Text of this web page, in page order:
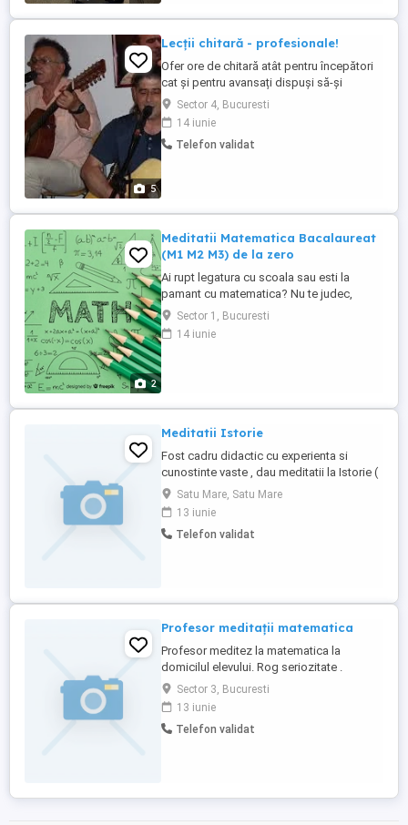
5
Lecții chitară - profesionale!
Ofer ore de chitară atât pentru începători
cat și pentru avansați dispuși să-și
îmbunătățească tehnica și cunoștințele
muzicale în general. Orele vin la pachet cu
informații privind tehnica utilizată pe
instrument, teorie muzicală de bază dar și
Sector 4, Bucuresti
14 iunie
Telefon validat
2
Meditatii Matematica Bacalaureat
(M1 M2 M3) de la zero
Ai rupt legatura cu scoala sau esti la
pamant cu matematica? Nu te judec,
scopul meu e sa te ridic si sa-ti ofer a
doua sansa. Am terminat profil de mate-
info, am dat BAC-ul la mate si fizica, iar in
Sector 1, Bucuresti
14 iunie
Meditatii Istorie
Fost cadru didactic cu experienta si
cunostinte vaste , dau meditatii la Istorie (
pentru bacalaureat, admitere la facultate,
academia de politie etc). Pretul unei
sedinte (90 de min) este de 45 roni.
Meditatiile se vor desfasura la domiciliul
Satu Mare, Satu Mare
13 iunie
Telefon validat
Profesor meditații matematica
Profesor meditez la matematica la
domicilul elevului. Rog seriozitate .
Sector 3, Bucuresti
13 iunie
Telefon validat